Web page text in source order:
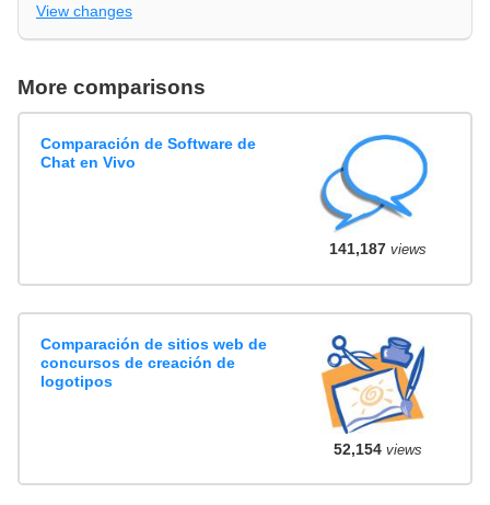
View changes
More comparisons
Comparación de Software de
Chat en Vivo
141,187views
Comparación de sitios web de
concursos de creación de
logotipos
52,154views